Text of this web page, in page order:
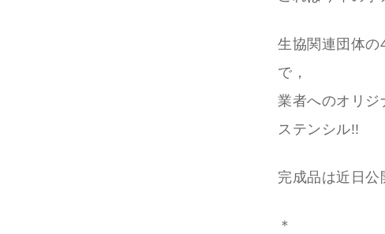
生協関連団体の
で，
業者へのオリジ
ステンシル!!
完成品は近日
＊